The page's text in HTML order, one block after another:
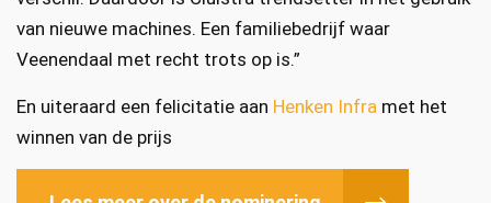
van nieuwe machines. Een familiebedrijf waar
Veenendaal met recht trots op is.”
En uiteraard een felicitatie aan Henken Infra met het
winnen van de prijs